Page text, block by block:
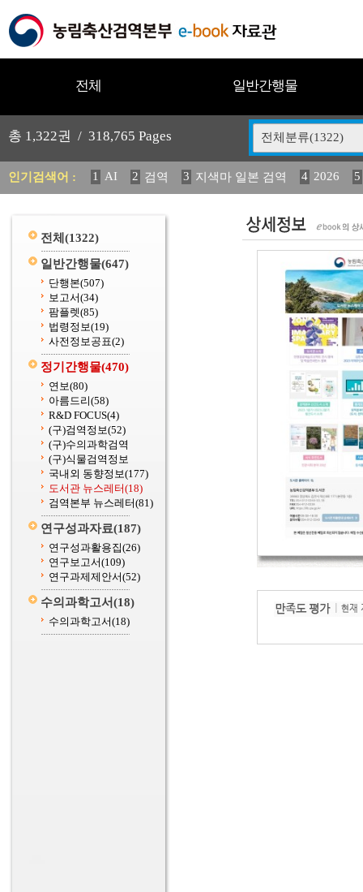
전체 일반간행물
총 1,322권 / 318,765 Pages 전체분류(1322)
인기검색어 : 1 AI 2 검역 3 지색마 일본 검역 4 2026
5
11 2025 12 중독성 식물 도감 13 媛 異 14
전체 (1322)
일반간행물(647)
단행본(507)
보고서(34)
팜플렛(85)
법령정보(19)
사전정보공표(2)
정기간행물(470)
연보(80)
아름드리(58)
R&D FOCUS(4)
(구)검역정보(52)
(구)수의과학검역
(구)식물검역정보
국내외 동향정보(177)
도서관 뉴스레터(18)
검역본부 뉴스레터(81)
연구성과자료(187)
연구성과활용집(26)
연구보고서(109)
연구과제제안서(52)
수의과학고서(18)
수의과학고서(18)